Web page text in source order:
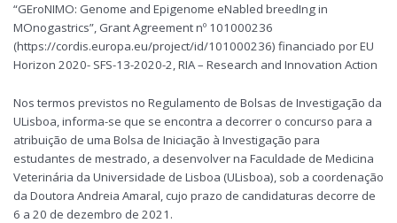
“GEroNIMO: Genome and Epigenome eNabled breedIng in
MOnogastrics”, Grant Agreement nº 101000236
(https://cordis.europa.eu/project/id/101000236) financiado por EU
Horizon 2020- SFS-13-2020-2, RIA – Research and Innovation Action
Nos termos previstos no Regulamento de Bolsas de Investigação da
ULisboa, informa-se que se encontra a decorrer o concurso para a
atribuição de uma Bolsa de Iniciação à Investigação para
estudantes de mestrado, a desenvolver na Faculdade de Medicina
Veterinária da Universidade de Lisboa (ULisboa), sob a coordenação
da Doutora Andreia Amaral, cujo prazo de candidaturas decorre de
6 a 20 de dezembro de 2021.